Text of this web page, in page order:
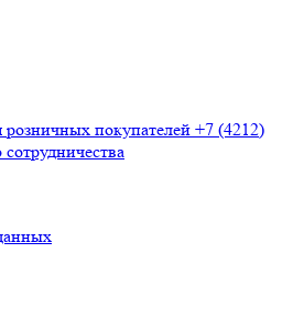
розничных покупателей +7 (4212)